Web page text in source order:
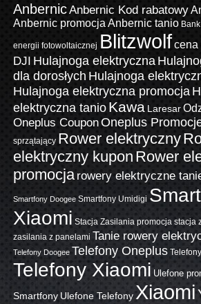
AnbernicAnbernic Kod rabatowy
Anbernic promocja Anbernic tanio
energii fotowoltaicznej Blitzwolfcena
DJI Hulajnoga elektryczna
dla dorosłych Hulajnoga
Hulajnoga elektryczna promocja
elektryczna tanioKawa Laresar
Oneplus CouponOneplus
sprzątający Rower elektryczny
elektryczny kupon Rower
promocja rowery elektryczne
Smartfony Doogee Smartfony Umidigi
Xiaomi Stacja Zasilania promocja stacja
zasilania z panelami Tanie rowery
Telefony Doogee Telefony Oneplus
Telefony Xiaomi Ulefone
Smartfony Ulefone Telefony Xiaomi